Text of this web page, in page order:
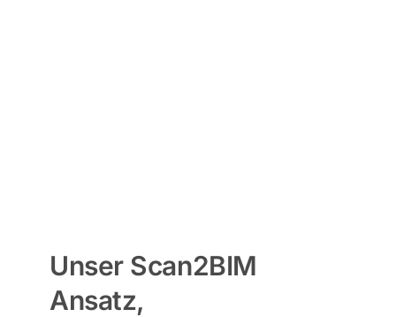
Unser Scan2BIM
Ansatz,